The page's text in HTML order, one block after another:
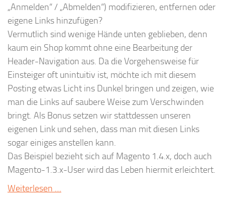
„Anmelden“ / „Abmelden“) modifizieren, entfernen oder
eigene Links hinzufügen?
Vermutlich sind wenige Hände unten geblieben, denn
kaum ein Shop kommt ohne eine Bearbeitung der
Header-Navigation aus. Da die Vorgehensweise für
Einsteiger oft unintuitiv ist, möchte ich mit diesem
Posting etwas Licht ins Dunkel bringen und zeigen, wie
man die Links auf saubere Weise zum Verschwinden
bringt. Als Bonus setzen wir stattdessen unseren
eigenen Link und sehen, dass man mit diesen Links
sogar einiges anstellen kann.
Das Beispiel bezieht sich auf Magento 1.4.x, doch auch
Magento-1.3.x-User wird das Leben hiermit erleichtert.
Weiterlesen …